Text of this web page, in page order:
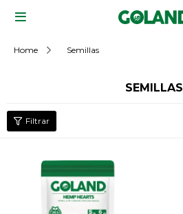

Home Semillas
SEMILLAS